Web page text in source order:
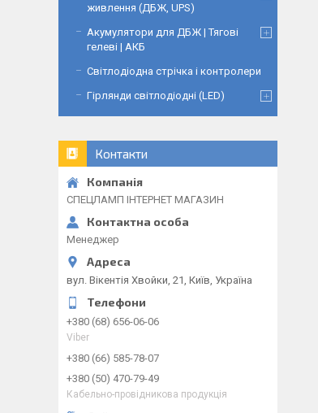
живлення (ДБЖ, UPS)
Акумулятори для ДБЖ | Тягові
гелеві | АКБ
Світлодіодна стрічка і контролери
Гірлянди світлодіодні (LED)
Контакти
СПЕЦЛАМП ІНТЕРНЕТ МАГАЗИН
Менеджер
вул. Вікентія Хвойки, 21, Київ, Україна
+380 (68) 656-06-06
Viber
+380 (66) 585-78-07
+380 (50) 470-79-49
Кабельно-провідникова продукція